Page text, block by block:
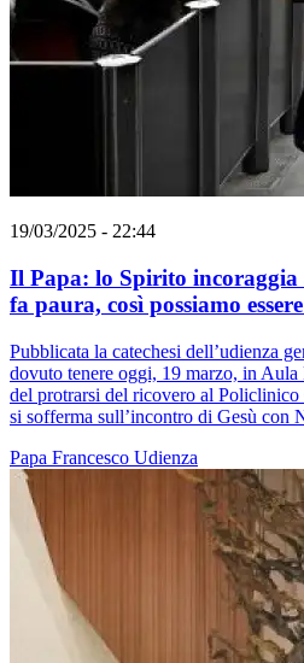
19/03/2025 - 22:44
Il Papa: lo Spirito incoraggia
fa paura, così possiamo
Pubblicata la catechesi dell’udienza
dovuto tenere oggi, 19 marzo, in Aula
del protrarsi del ricovero al
si sofferma sull’incontro di Gesù con
Papa Francesco Udienza